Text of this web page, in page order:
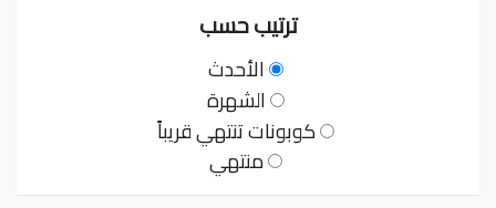
ترتيب حسب
الأحدث
الشهرة
كوبونات تنتهي قريباً
منتهي